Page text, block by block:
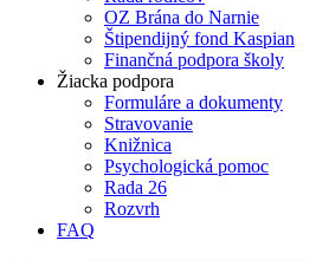
OZ Brána do Narnie
Štipendijný fond Kaspian
Finančná podpora školy
Žiacka podpora
Formuláre a dokumenty
Stravovanie
Knižnica
Psychologická pomoc
Rada 26
Rozvrh
FAQ